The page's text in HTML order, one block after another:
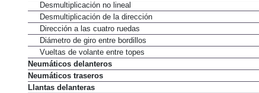
Desmultiplicación no lineal
Desmultiplicación de la dirección
Dirección a las cuatro ruedas
Diámetro de giro entre bordillos
Vueltas de volante entre topes
Neumáticos delanteros
Neumáticos traseros
Llantas delanteras